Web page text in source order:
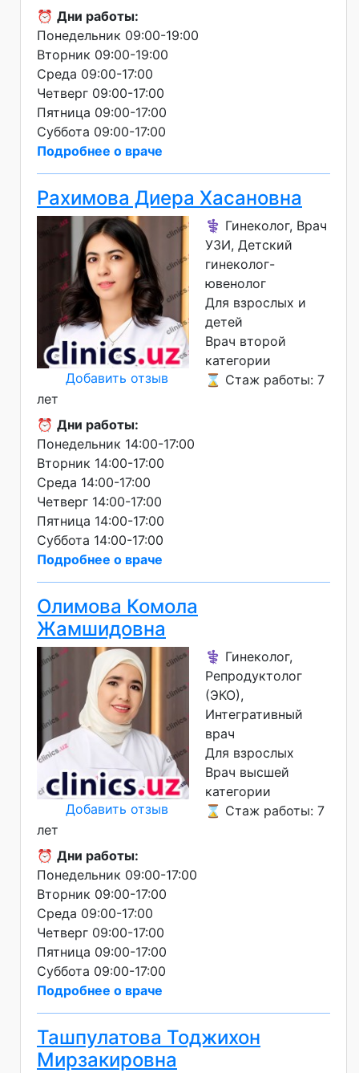
⏰ Дни работы:
Понедельник 09:00-19:00
Вторник 09:00-19:00
Среда 09:00-17:00
Четверг 09:00-17:00
Пятница 09:00-17:00
Суббота 09:00-17:00
Подробнее о враче
Рахимова Диера Хасановна
Добавить отзыв
⚕️ Гинеколог, Врач
УЗИ, Детский
гинеколог-
ювенолог
Для взрослых и
детей
Врач второй
категории
⌛ Стаж работы: 7
лет
⏰ Дни работы:
Понедельник 14:00-17:00
Вторник 14:00-17:00
Среда 14:00-17:00
Четверг 14:00-17:00
Пятница 14:00-17:00
Суббота 14:00-17:00
Подробнее о враче
Олимова Комола
Жамшидовна
Добавить отзыв
⚕️ Гинеколог,
Репродуктолог
(ЭКО),
Интегративный
врач
Для взрослых
Врач высшей
категории
⌛ Стаж работы: 7
лет
⏰ Дни работы:
Понедельник 09:00-17:00
Вторник 09:00-17:00
Среда 09:00-17:00
Четверг 09:00-17:00
Пятница 09:00-17:00
Суббота 09:00-17:00
Подробнее о враче
Ташпулатова Тоджихон
Мирзакировна